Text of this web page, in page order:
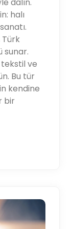
halı
sunar.
ve
Bu tür
kendine
bir